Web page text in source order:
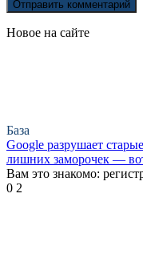
Новое на сайте
База
Google разрушает
лишних заморочек —
Вам это знакомо:
0 2